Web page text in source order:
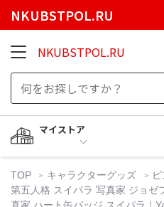
NKUBSTPOL.RU
NKUBSTPOL.RU
マイストア
TOP キャラクターグッズ
第五人格 スイパラ 写真家 ジョゼ